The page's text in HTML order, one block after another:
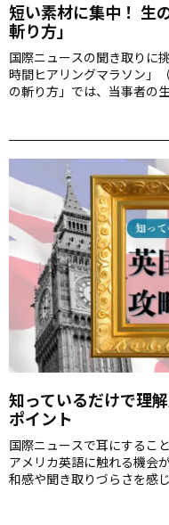
短い素材に集中！ 生
斬り方」
国際ニュースの聞き取りに
時間ヒアリングマラソン」
の斬り方」では、当事者の
精度を高めていきます。
ましょう。
知っているだけで理
ポイント
国際ニュースで耳にするこ
アメリカ英語に触れる機会
和感や聞き取りづらさを感
「1000時間ヒアリングマ
「究極のイギリス英語リ